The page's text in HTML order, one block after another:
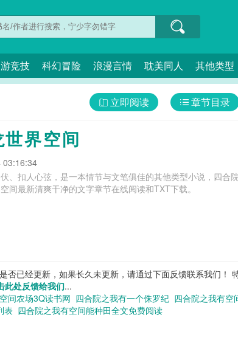
竞技 科幻冒险 浪漫言情 耽美同人 其他类型
章节目录
立即阅读
界空间
03:16:34
、扣人心弦，是一本情节与文笔俱佳的其他类型小说，四合
间最新清爽干净的文字章节在线阅读和TXT下载。
否已经更新，如果长久未更新，请通过下面反馈联系我们！
此处反馈给我们...
间农场3Q读书网 四合院之我有一个侏罗纪 四合院之我有空
表 四合院之我有空间能种田全文免费阅读